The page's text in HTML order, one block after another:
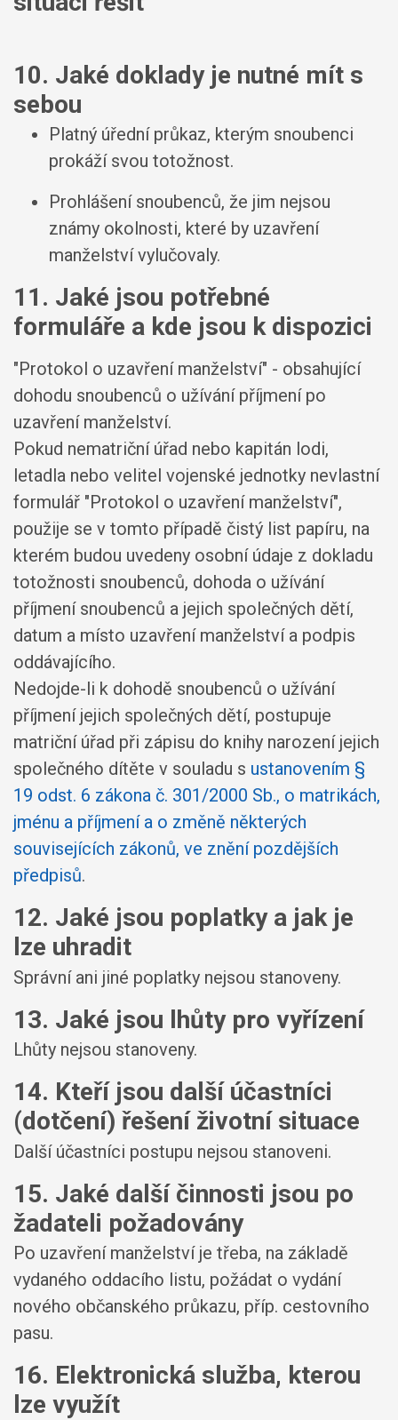
10. Jaké doklady je nutné mít s
sebou
Platný úřední průkaz, kterým snoubenci
prokáží svou totožnost.
Prohlášení snoubenců, že jim nejsou
známy okolnosti, které by uzavření
manželství vylučovaly.
11. Jaké jsou potřebné
formuláře a kde jsou k dispozici
"Protokol o uzavření manželství" - obsahující
dohodu snoubenců o užívání příjmení po
uzavření manželství.
Pokud nematriční úřad nebo kapitán lodi,
letadla nebo velitel vojenské jednotky nevlastní
formulář "Protokol o uzavření manželství",
použije se v tomto případě čistý list papíru, na
kterém budou uvedeny osobní údaje z dokladu
totožnosti snoubenců, dohoda o užívání
příjmení snoubenců a jejich společných dětí,
datum a místo uzavření manželství a podpis
oddávajícího.
Nedojde-li k dohodě snoubenců o užívání
příjmení jejich společných dětí, postupuje
matriční úřad při zápisu do knihy narození jejich
společného dítěte v souladu s ustanovením §
19 odst. 6 zákona č. 301/2000 Sb., o matrikách,
jménu a příjmení a o změně některých
souvisejících zákonů, ve znění pozdějších
předpisů.
12. Jaké jsou poplatky a jak je
lze uhradit
Správní ani jiné poplatky nejsou stanoveny.
13. Jaké jsou lhůty pro vyřízení
Lhůty nejsou stanoveny.
14. Kteří jsou další účastníci
(dotčení) řešení životní situace
Další účastníci postupu nejsou stanoveni.
15. Jaké další činnosti jsou po
žadateli požadovány
Po uzavření manželství je třeba, na základě
vydaného oddacího listu, požádat o vydání
nového občanského průkazu, příp. cestovního
pasu.
16. Elektronická služba, kterou
lze využít